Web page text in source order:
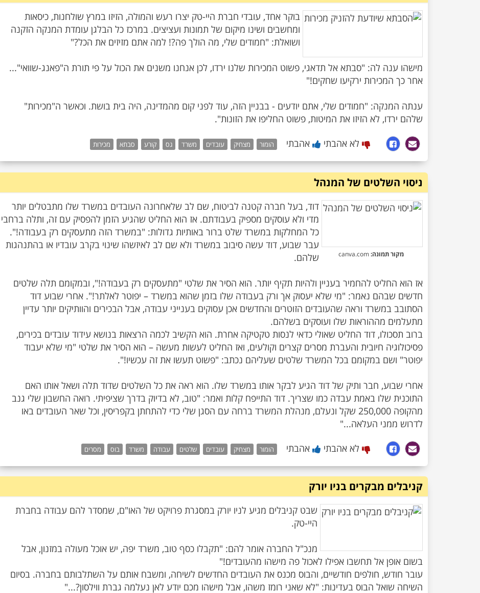
בוקר אחד, עובדי חברת היי-טק יצרו רעש והמולה, הזיזו במרץ שולחנות, כיסאות
ומחשבים ושינו מיקום של תמונות ועציצים. במרכז כל הבלגן עומדת המנקה הזקנה
מישהו ענה לה: "סבתא אל תדאגי, פשוט המכירות שלנו ירדו, לכן אנחנו משנים את הכול על פי תורת ה"פאנג-שוואי"...
ענתה המנקה: "חמודים שלי, אתם יודעים - בבניין הזה, עוד לפני קום מהמדינה, היה בית בושת. וכאשר ה"מכירות"
שלהם ירדו, לא הזיזו את המיטות, פשוט החליפו את הזונות".
הומור מצחיק עובדים משרד גס קורע סבתא מכירות לא אהבתי אהבתי
ניסוי השלטים של המנהל
מקור תמונה:canva.com
דוד, בעל חברה קטנה לביטוח, שם לב שלאחרונה העובדים במשרד שלו מתבטלים יותר
מדי ולא עוסקים מספיק בעבודתם. אז הוא החליט שהגיע הזמן להפסיק עם זה, ותלה ברחבי
כל המחלקות במשרד שלט ברור באותיות גדולות: "במשרד הזה מתעסקים רק בעבודה!".
עבר שבוע, דוד עשה סיבוב במשרד ולא שם לב לאיזשהו שינוי בקרב עובדיו או בהתנהגות
אז הוא החליט להחמיר בעניין ולהיות תקיף יותר. הוא הסיר את שלטי "מתעסקים רק בעבודה!", ובמקומם תלה שלטים
חדשים שבהם נאמר: "מי שלא יעסוק אך ורק בעבודה שלו בזמן שהוא במשרד – יפוטר לאלתר!". אחרי שבוע דוד
הסתובב במשרד וראה שהעובדים הזוטרים והחדשים אכן עסוקים בענייני עבודה, אבל הבכירים והוותיקים יותר עדיין
ברוב תסכולו, דוד החליט שאולי כדאי לנסות טקטיקה אחרת. הוא הקשיב לכמה הרצאות בנושא עידוד עובדים בכירים,
פסיכולוגיה חיובית והעברת מסרים קצרים וקולעים, ואז החליט לעשות מעשה – הוא הסיר את שלטי "מי שלא יעבוד
אחרי שבוע, חבר ותיק של דוד הגיע לבקר אותו במשרד שלו. הוא ראה את כל השלטים שדוד תלה ושאל אותו האם
התוכנית שלו באמת עבדה כמו שצריך. דוד התייפח קלות ואמר: "טוב, לא בדיוק בדרך שציפיתי. רואה החשבון שלי גנב
מהקופה 250,000 שקל ונעלם, מנהלת המשרד ברחה עם הסגן שלי כדי להתחתן בקפריסין, וכל שאר העובדים באו
לדרוש ממני העלאה..."
הומור מצחיק עובדים שלטים עבודה משרד בוס מסרים לא אהבתי אהבתי
קניבלים מבקרים בניו יורק
שבט קניבלים מגיע לניו יורק במסגרת פרויקט של האו"ם, שמסדר להם עבודה בחברת
מנכ"ל החברה אומר להם: "תקבלו כסף טוב, משרד יפה, יש אוכל מעולה במזנון, אבל
עובר חודש, חולפים חודשיים, והבוס מכנס את העובדים החדשים לשיחה, ומשבח אותם על השתלבותם בחברה. בסיום